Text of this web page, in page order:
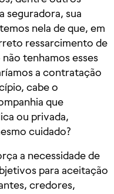
seguradora, sua
nela de que, em
ressarcimento de
tenhamos esses
a contratação
cabe o
que
ou privada,
cuidado?
a necessidade de
para aceitação
credores,